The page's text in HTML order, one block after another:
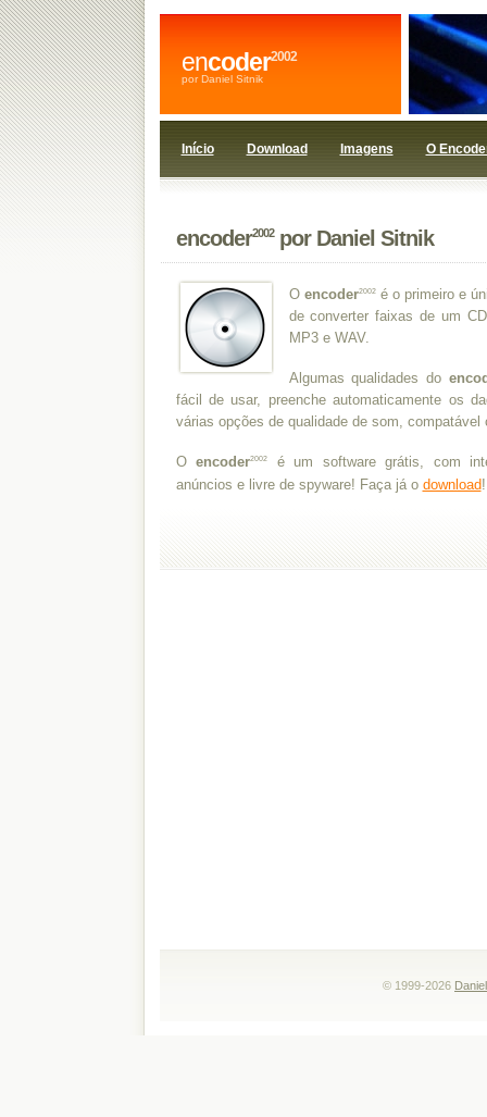
encoder2002
por Daniel Sitnik
Início Download Imagens O
encoder2002por Daniel Sitnik
O encoder2002é o primeiro e
de converter faixas de um
MP3 e WAV.
Algumas qualidades do
fácil de usar, preenche automaticamente os
várias opções de qualidade de som,
O encoder2002
é um software grátis, com
anúncios e livre de spyware! Faça já o download!
© 1999-2026